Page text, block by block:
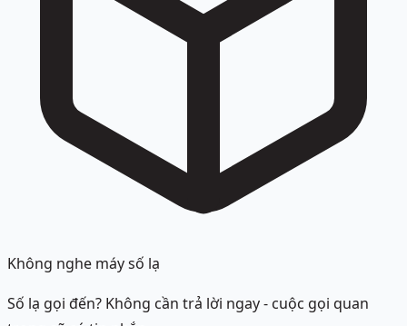
Không nghe máy số lạ
Số lạ gọi đến? Không cần trả lời ngay - cuộc gọi quan